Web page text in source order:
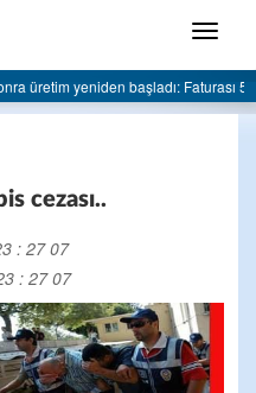
Menü
üretim yeniden başladı: Faturası 5
cezası..
: 27 07
: 27 07